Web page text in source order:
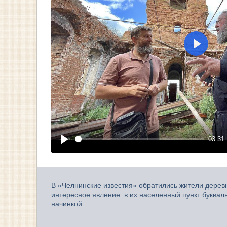
03:31
Play
В «Челнинские известия» обратились жители
интересное явление: в их населенный пункт
начинкой.